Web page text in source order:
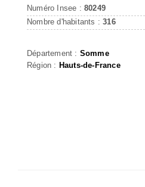
Numéro Insee : 80249
Nombre d'habitants :316
Département : Somme
Région : Hauts-de-France